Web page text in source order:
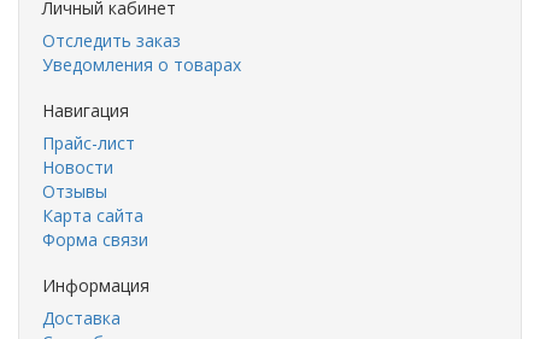
Личный кабинет
Отследить заказ
Уведомления о товарах
Навигация
Прайс-лист
Новости
Отзывы
Карта сайта
Форма связи
Информация
Доставка